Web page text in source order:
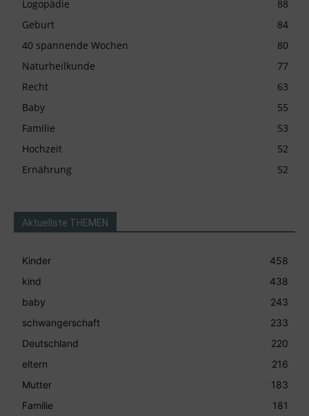
Logopädie
88
Geburt
84
40 spannende Wochen
80
Naturheilkunde
77
Recht
63
Baby
55
Familie
53
Hochzeit
52
Ernährung
52
Aktuellste THEMEN
Kinder
458
kind
438
baby
243
schwangerschaft
233
Deutschland
220
eltern
216
Mutter
183
Familie
181